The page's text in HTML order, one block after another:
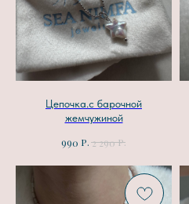
Цепочка.с барочной
жемчужиной
990 р. 2 290р.